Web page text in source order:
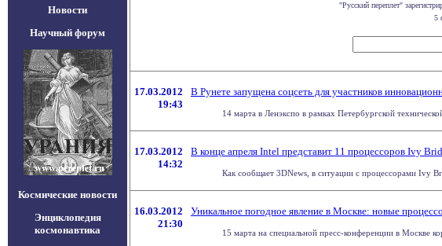
Новости
Научный форум
Космические новости
Энциклопедия
космонавтика
"Русский переплет"
5
17.03.2012
19:43
В Рунете запущена соцсеть для участников
14 марта в Ленэкспо в рамках Петербургской
17.03.2012
14:32
В конце апреля Intel представит 11 процессоров Ivy
Как сообщает 3DNews, в ситуации с процессорами Ivy
16.03.2012
21:30
Уникальное погодное явление в Москве: новые
15 марта на специальной пресс-конференции в Москве